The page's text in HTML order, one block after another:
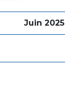
Juin 2025